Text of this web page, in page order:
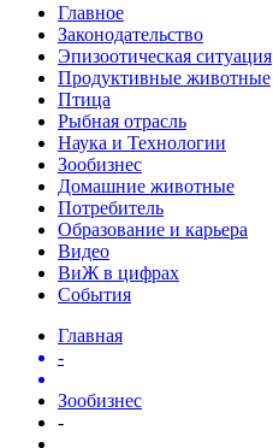
Главное
Законодательство
Эпизоотическая ситуация
Продуктивные животные
Птица
Рыбная отрасль
Наука и Технологии
Зообизнес
Домашние животные
Потребитель
Образование и карьера
Видео
ВиЖ в цифрах
События
Главная
-
Зообизнес
-